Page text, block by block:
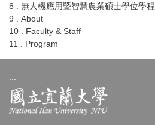
8 . 無人機應用暨智慧農業碩士學位學程
9 . About
10 . Faculty & Staff
11 . Program
:::